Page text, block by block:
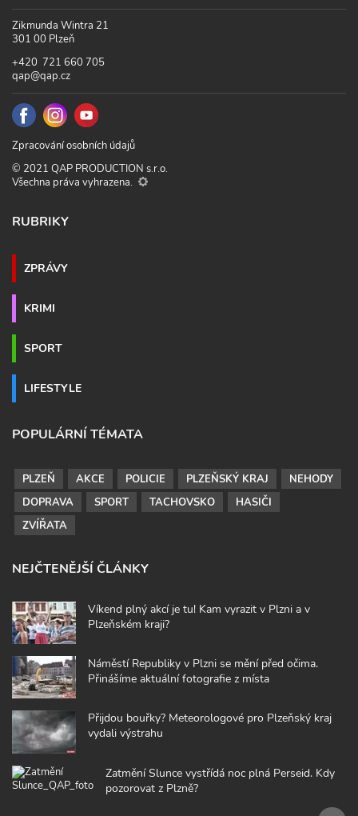
Zikmunda Wintra 21
301 00 Plzeň
+420 721 660 705
qap@qap.cz
Zpracování osobních údajů
© 2021 QAP PRODUCTION s.r.o.
Všechna práva vyhrazena.
RUBRIKY
ZPRÁVY
KRIMI
SPORT
LIFESTYLE
POPULÁRNÍ TÉMATA
PLZEŇ AKCE POLICIE PLZEŇSKÝ KRAJ
NEHODY
DOPRAVA
SPORT TACHOVSKO
HASIČI
ZVÍŘATA
NEJČTENĚJŠÍ ČLÁNKY
Víkend plný akcí je tu! Kam vyrazit v Plzni a v
Plzeňském kraji?
Náměstí Republiky v Plzni se mění před očima.
Přinášíme aktuální fotografie z místa
Přijdou bouřky? Meteorologové pro Plzeňský kraj
vydali výstrahu
Zatmění Slunce vystřídá noc plná Perseid. Kdy
pozorovat z Plzně?